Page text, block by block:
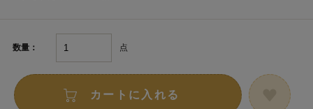
数量： 点
カートに入れる